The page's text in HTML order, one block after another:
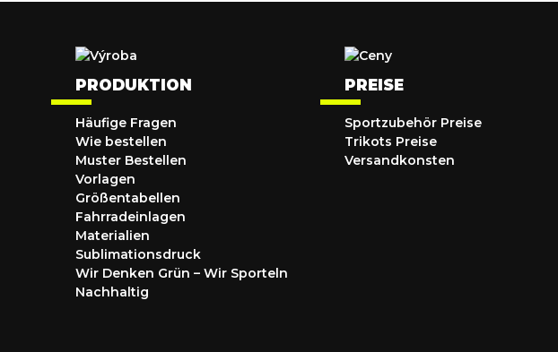
PRODUKTION
Häufige Fragen
Wie bestellen
Muster Bestellen
Vorlagen
Größentabellen
Fahrradeinlagen
Materialien
Sublimationsdruck
Wir Denken Grün – Wir Sporteln
Nachhaltig
PREISE
Sportzubehör Preise
Trikots Preise
Versandkonsten